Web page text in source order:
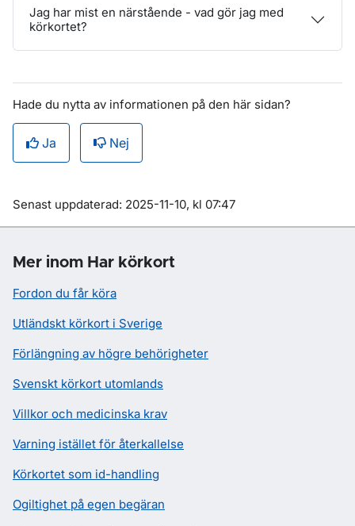
Jag har mist en närstående - vad gör jag med
körkortet?
Hade du nytta av informationen på den här sidan?
Ja Nej
Om sidan
Senast uppdaterad: 2025-11-10, kl 07:47
Mer inom Har körkort
Fordon du får köra
Utländskt körkort i Sverige
Förlängning av högre behörigheter
Svenskt körkort utomlands
Villkor och medicinska krav
Varning istället för återkallelse
Körkortet som id-handling
Ogiltighet på egen begäran